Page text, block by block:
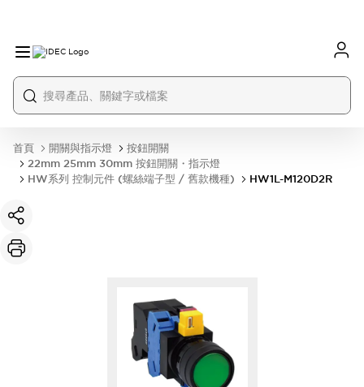
首頁 開關與指示燈
按鈕開關
22mm 25mm 30mm 按鈕開關・指示燈
HW系列 控制元件 (螺絲端子型 / 舊款機種)
HW1L-M120D2R